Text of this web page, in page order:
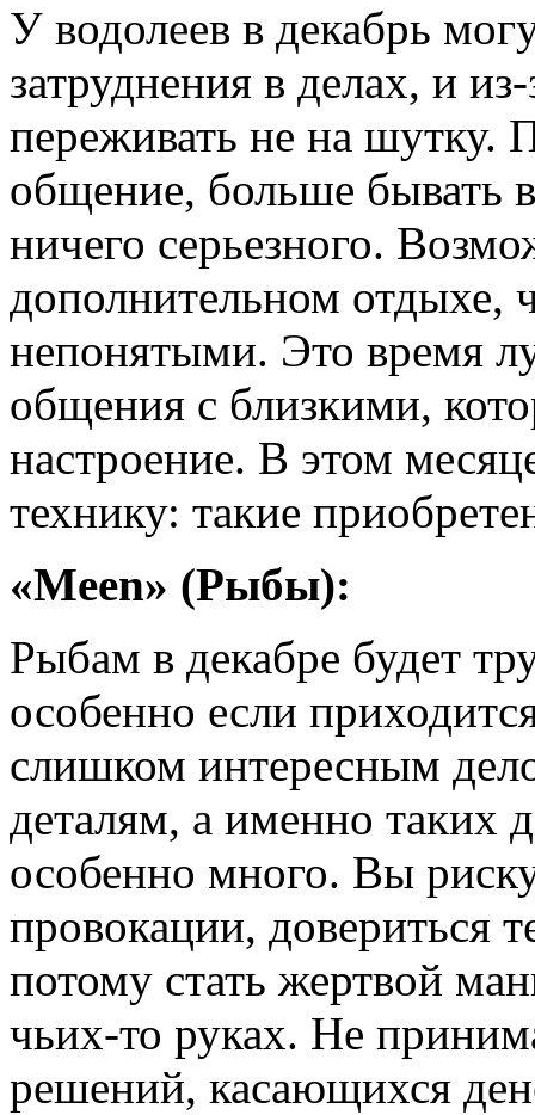
У водолеев в декабрь
затруднения в делах, и
переживать не на шутку.
общение, больше бывать
ничего серьезного.
дополнительном отдыхе,
непонятыми. Это время
общения с близкими,
настроение. В этом
технику: такие
«Meen» (Рыбы):
Рыбам в декабре будет
особенно если
слишком интересным
деталям, а именно таких
особенно много. Вы
провокации, довериться
потому стать жертвой
чьих-то руках. Не
решений, касающихся